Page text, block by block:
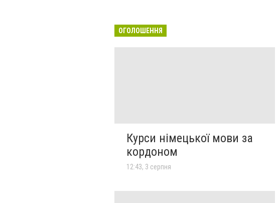
ОГОЛОШЕННЯ
Курси німецької мови за
кордоном
12:43, 3 серпня